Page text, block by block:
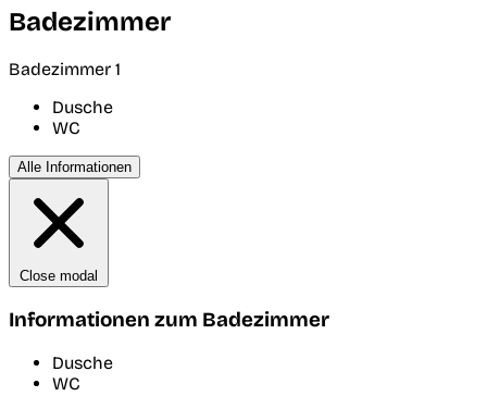
Badezimmer
Badezimmer 1
Dusche
WC
Alle Informationen
Close modal
Informationen zum Badezimmer
Dusche
WC